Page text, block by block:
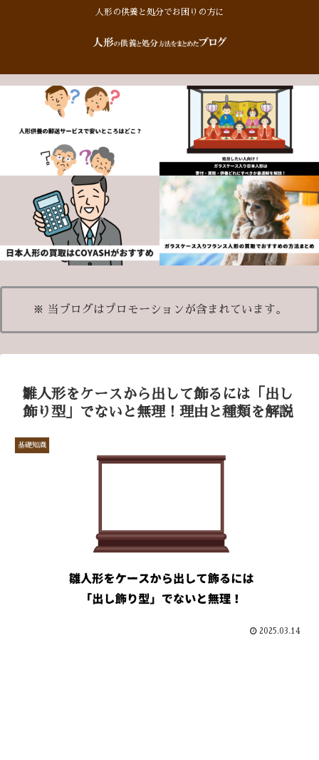
人形の供養と処分でお困りの方に
※ 当ブログはプロモーションが含まれています。
雛人形をケースから出して飾るには「出し
飾り型」でないと無理！理由と種類を解説
基礎知識
2025.03.14